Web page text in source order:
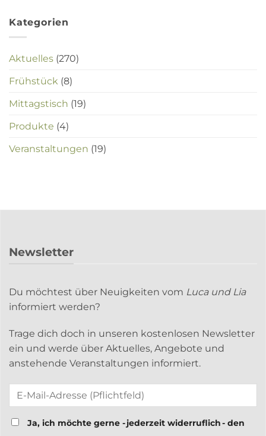
Kategorien
Aktuelles (270)
Frühstück (8)
Mittagstisch (19)
Produkte (4)
Veranstaltungen (19)
Newsletter
Du möchtest über Neuigkeiten vom Luca und Lia
informiert werden?
Trage dich doch in unseren kostenlosen Newsletter
ein und werde über Aktuelles, Angebote und
anstehende Veranstaltungen informiert.
Ja, ich möchte gerne - jederzeit widerruflich - den